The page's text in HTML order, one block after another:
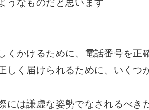
うなものだと思います
くかけるために、電話番号を正
しく届けられるために、いくつ
には謙虚な姿勢でなされるべき